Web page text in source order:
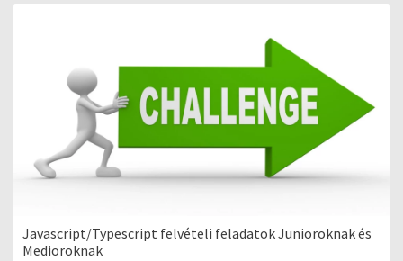
Javascript/Typescript felvételi feladatok Junioroknak és
Medioroknak